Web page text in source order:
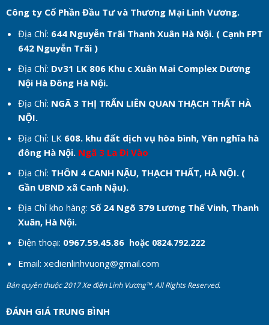
Công ty Cổ Phần Đầu Tư và Thương Mại Linh Vương.
Địa Chỉ: 644 Nguyễn Trãi Thanh Xuân Hà Nội. ( Cạnh FPT
642 Nguyễn Trãi )
Địa Chỉ: Dv31 LK 806 Khu c Xuân Mai Complex Dương
Nội Hà Đông Hà Nội.
Địa Chỉ: NGÃ 3 THỊ TRẤN LIÊN QUAN THẠCH THẤT HÀ
NỘI.
Địa Chỉ: LK 608. khu đất dịch vụ hòa bình, Yên nghĩa hà
đông Hà Nội. Ngã 3 La Đi Vào
Địa Chỉ: THÔN 4 CANH NẬU, THẠCH THẤT, HÀ NỘI. (
Gần UBND xã Canh Nậu).
Địa Chỉ kho hàng: Số 24 Ngõ 379 Lương Thế Vinh, Thanh
Xuân, Hà Nội.
Điện thoại: 0967.59.45.86 hoặc 0824.792.222
Email: xedienlinhvuong@gmail.com
Bản quyền thuộc 2017 Xe điện Linh Vương™. All Rights Reserved.
ĐÁNH GIÁ TRUNG BÌNH